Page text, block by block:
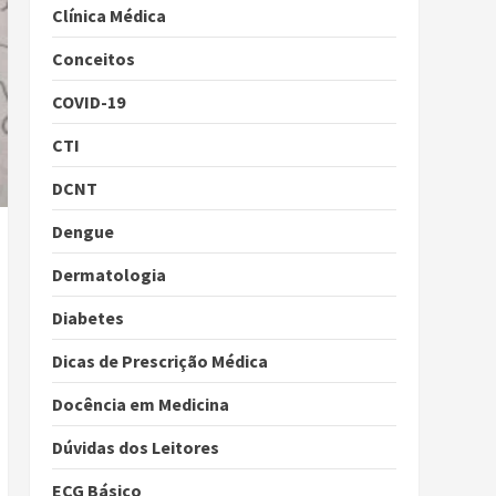
Clínica Médica
Conceitos
COVID-19
CTI
DCNT
Dengue
Dermatologia
Diabetes
Dicas de Prescrição Médica
Docência em Medicina
Dúvidas dos Leitores
ECG Básico